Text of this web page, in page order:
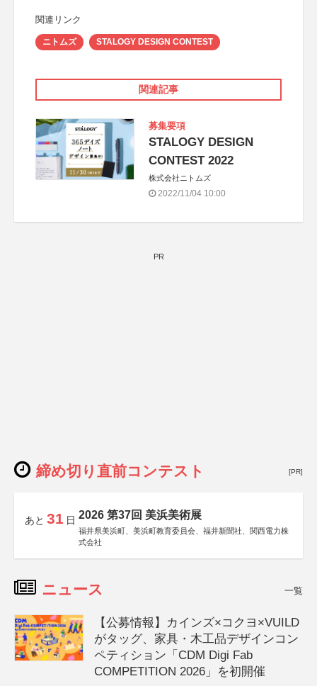
関連リンク
ニトムズ STALOGY DESIGN CONTEST
関連記事
募集要項
STALOGY DESIGN
CONTEST 2022
株式会社ニトムズ
2022/11/04 10:00
PR
締め切り直前コンテスト [PR]
あと 31 日 2026 第37回 美浜美術展
福井県美浜町、美浜町教育委員会、福井新聞社、関西電力株
式会社
ニュース 一覧
【公募情報】カインズ×コクヨ×VUILD
がタッグ、家具・木工品デザインコン
ペティション「CDM Digi Fab
COMPETITION 2026」を初開催